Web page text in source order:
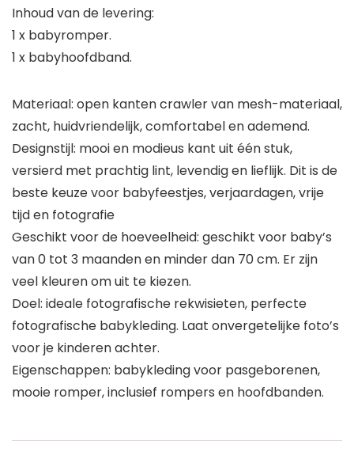
Inhoud van de levering:
1 x babyromper.
1 x babyhoofdband.
Materiaal: open kanten crawler van mesh-materiaal,
zacht, huidvriendelijk, comfortabel en ademend.
Designstijl: mooi en modieus kant uit één stuk,
versierd met prachtig lint, levendig en lieflijk. Dit is de
beste keuze voor babyfeestjes, verjaardagen, vrije
tijd en fotografie
Geschikt voor de hoeveelheid: geschikt voor baby’s
van 0 tot 3 maanden en minder dan 70 cm. Er zijn
veel kleuren om uit te kiezen.
Doel: ideale fotografische rekwisieten, perfecte
fotografische babykleding. Laat onvergetelijke foto’s
voor je kinderen achter.
Eigenschappen: babykleding voor pasgeborenen,
mooie romper, inclusief rompers en hoofdbanden.